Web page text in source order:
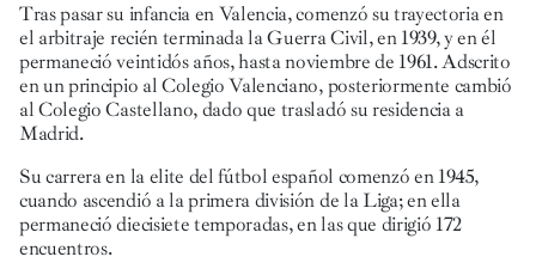
Tras pasar su infancia en Valencia, comenzó su trayectoria en
el arbitraje recién terminada la Guerra Civil, en 1939, y en él
permaneció veintidós años, hasta noviembre de 1961. Adscrito
en un principio al Colegio Valenciano, posteriormente cambió
al Colegio Castellano, dado que trasladó su residencia a
Madrid.
Su carrera en la elite del fútbol español comenzó en 1945,
cuando ascendió a la primera división de la Liga; en ella
permaneció diecisiete temporadas, en las que dirigió 172
encuentros.